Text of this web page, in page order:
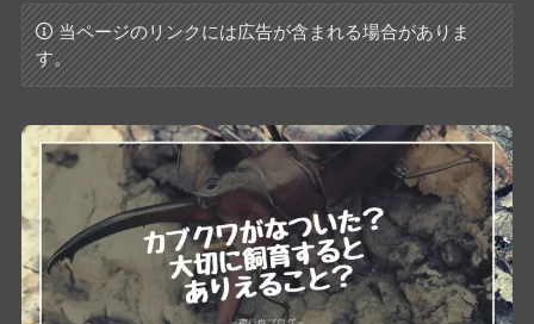
当ページのリンクには広告が含まれる場合がありま
す。